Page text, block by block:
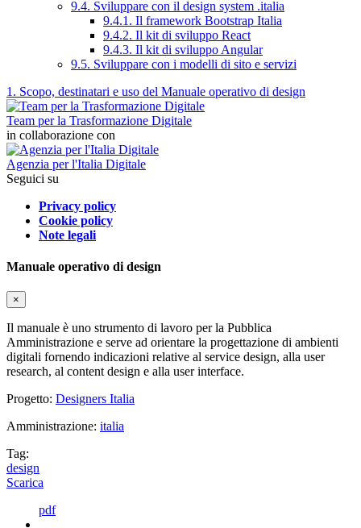
9.4. Sviluppare con il design system .italia
9.4.1. Il framework Bootstrap Italia
9.4.2. Il kit di sviluppo React
9.4.3. Il kit di sviluppo Angular
9.5. Sviluppare con i modelli di sito e servizi
1. Scopo, destinatari e uso del Manuale operativo di design
Team per la Trasformazione Digitale
in collaborazione con
Agenzia per l'Italia Digitale
Seguici su
Privacy policy
Cookie policy
Note legali
Manuale operativo di design
×
Il manuale è uno strumento di lavoro per la Pubblica
Amministrazione e serve ad orientare la progettazione di ambienti
digitali fornendo indicazioni relative al service design, alla user
research, al content design e alla user interface.
Progetto: Designers Italia
Amministrazione: italia
Tag:
design
Scarica
pdf